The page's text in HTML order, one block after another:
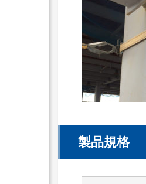
製品規格